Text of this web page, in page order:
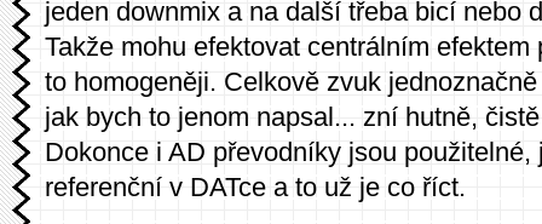
jeden downmix a na další třeba bicí nebo
Takže mohu efektovat centrálním efektem
to homogeněji. Celkově zvuk
jak bych to jenom napsal... zní hutně,
Dokonce i AD převodníky jsou použitelné,
referenční v DATce a to už je co říct.